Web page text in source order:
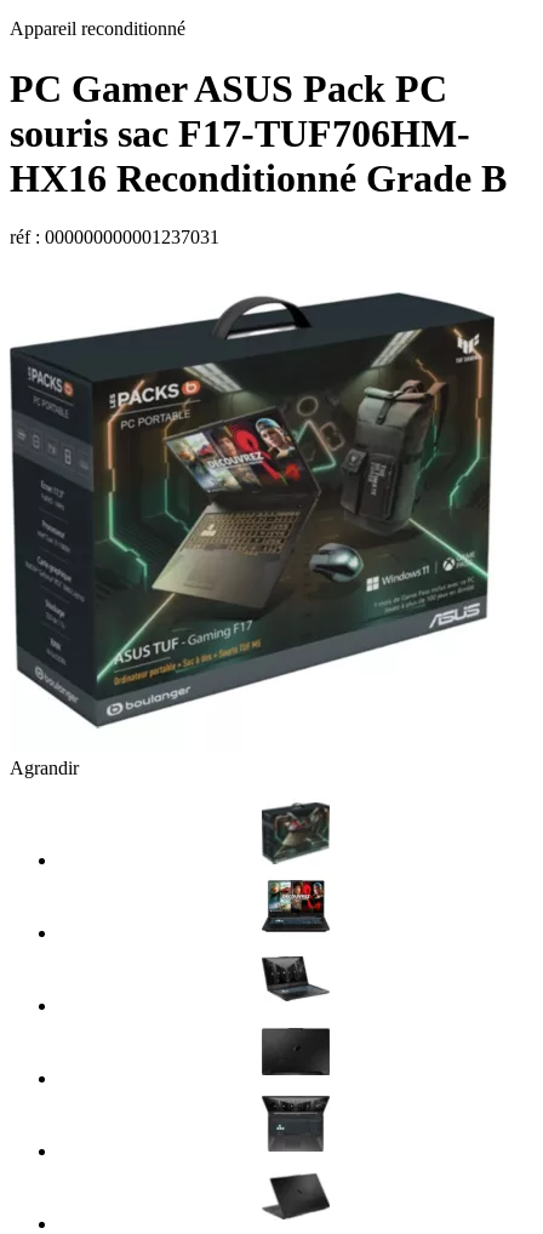
Appareil reconditionné
PC GamerASUS Pack PC
souris sac F17-TUF706HM-
HX16 Reconditionné Grade B
réf : 000000000001237031
Agrandir